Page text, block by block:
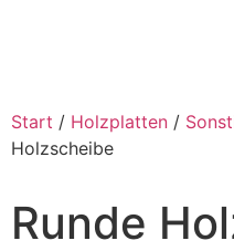
Start / Holzplatten /
Holzscheibe
Runde